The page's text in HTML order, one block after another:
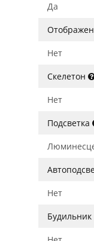
Да
Нет
Скелетон
Нет
Подсветка
Нет
Будильник